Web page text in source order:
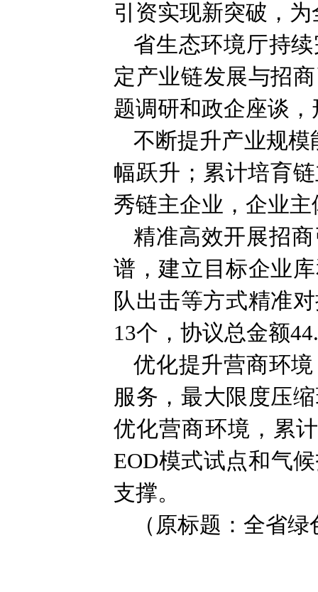
引资实现新突破，
省生态环境厅持
定产业链发展与招
题调研和政企座谈
不断提升产业规模
幅跃升；累计培育
秀链主企业，企业
精准高效开展招
谱，建立目标企业
队出击等方式精准
13个，协议总金额
优化提升营商环
服务，最大限度压
优化营商环境，累
EOD模式试点和气
支撑。
（原标题：全省